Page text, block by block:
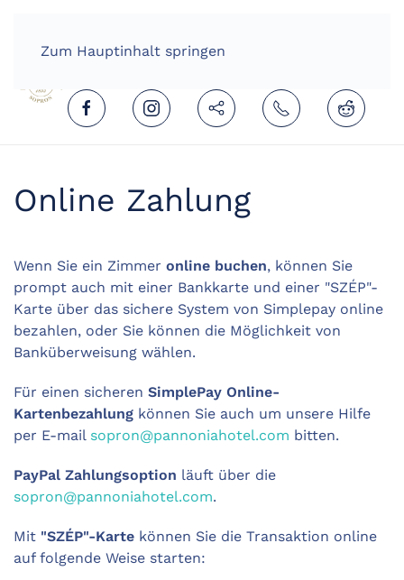
Zum Hauptinhalt springen
Online Zahlung
Wenn Sie ein Zimmer online buchen, können Sie
prompt auch mit einer Bankkarte und einer "SZÉP"-
Karte über das sichere System von Simplepay online
bezahlen, oder Sie können die Möglichkeit von
Banküberweisung wählen.
Für einen sicheren SimplePay Online-
Kartenbezahlung können Sie auch um unsere Hilfe
per E-mail sopron@pannoniahotel.com bitten.
PayPal Zahlungsoption läuft über die
sopron@pannoniahotel.com.
Mit "SZÉP"-Karte können Sie die Transaktion online
auf folgende Weise starten: